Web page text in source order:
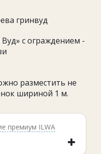
с ограждением -
разместить не
шириной 1 м.
премиум ILWA